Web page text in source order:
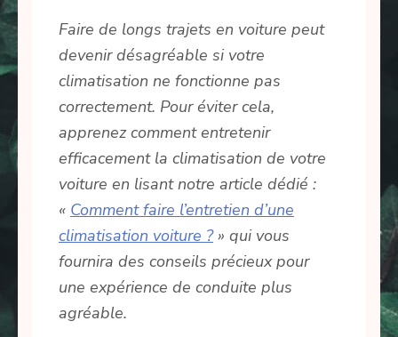
Faire de longs trajets en voiture peut
devenir désagréable si votre
climatisation ne fonctionne pas
correctement. Pour éviter cela,
apprenez comment entretenir
efficacement la climatisation de votre
voiture en lisant notre article dédié :
« Comment faire l’entretien d’une
climatisation voiture ?» qui vous
fournira des conseils précieux pour
une expérience de conduite plus
agréable.